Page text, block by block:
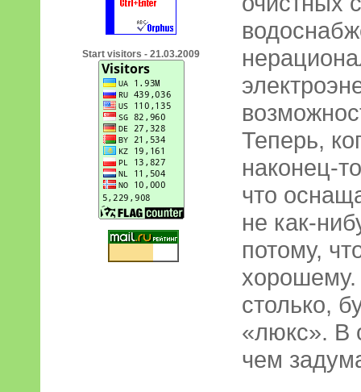
Start visitors - 21.03.2009
Теперь,
наконец-
что
не как-
потому,
хорошему.
столько,
«люкс». В
чем